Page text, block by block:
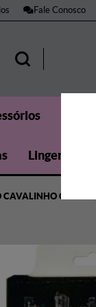
Fale Conosco
Lingerie
CAVALINHO COM